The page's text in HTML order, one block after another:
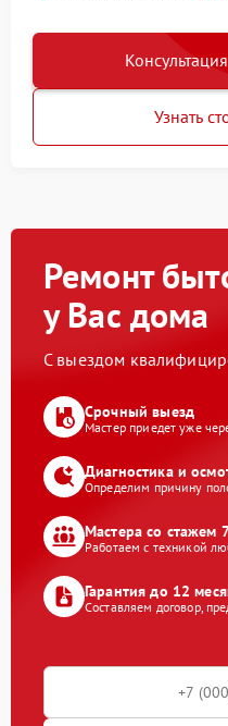
Узнать
Ремонт
у Вас дома
С выездом
Срочный выезд
Мастер приедет уже
Диагностика и
Определим причину
Мастера со стажем
Работаем с техникой
Гарантия до 12
Составляем договор,